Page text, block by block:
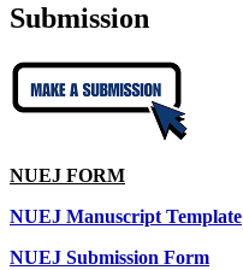
Submission
NUEJ FORM
NUEJ Manuscript Template
NUEJ Submission Form